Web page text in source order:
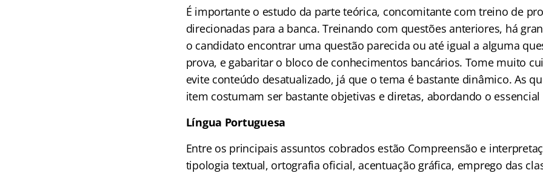
É importante o estudo da parte teórica, concomitante com treino de
direcionadas para a banca. Treinando com questões anteriores, há
o candidato encontrar uma questão parecida ou até igual a alguma
prova, e gabaritar o bloco de conhecimentos bancários. Tome muito
evite conteúdo desatualizado, já que o tema é bastante dinâmico. As
item costumam ser bastante objetivas e diretas, abordando o
Língua Portuguesa
Entre os principais assuntos cobrados estão Compreensão e
tipologia textual, ortografia oficial, acentuação gráfica, emprego das